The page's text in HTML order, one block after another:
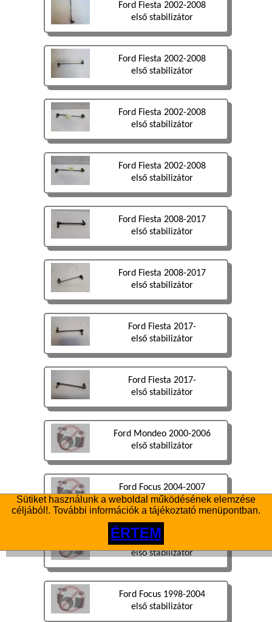
Sütiket használunk a weboldal működésének elemzése
céljából!. További információk a tájékoztató menüpontban.
ÉRTEM
Ford Fiesta 2002-2008
első stabilizátor
Ford Fiesta 2002-2008
első stabilizátor
Ford Fiesta 2002-2008
első stabilizátor
Ford Fiesta 2002-2008
első stabilizátor
Ford Fiesta 2008-2017
első stabilizátor
Ford Fiesta 2008-2017
első stabilizátor
Ford Fiesta 2017-
első stabilizátor
Ford Fiesta 2017-
első stabilizátor
Ford Mondeo 2000-2006
első stabilizátor
Ford Focus 2004-2007
első stabilizátor
Ford Focus 1998-2004
első stabilizátor
Ford Focus 1998-2004
első stabilizátor